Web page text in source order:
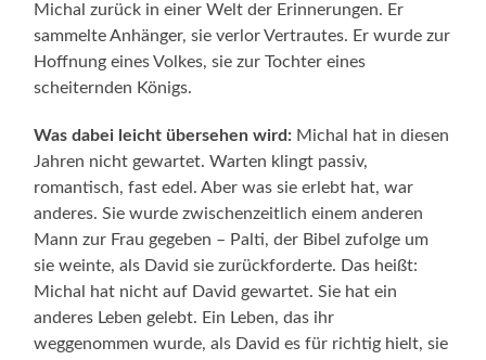
Michal zurück in einer Welt der Erinnerungen. Er
sammelte Anhänger, sie verlor Vertrautes. Er wurde zur
Hoffnung eines Volkes, sie zur Tochter eines
scheiternden Königs.
Was dabei leicht übersehen wird: Michal hat in diesen
Jahren nicht gewartet. Warten klingt passiv,
romantisch, fast edel. Aber was sie erlebt hat, war
anderes. Sie wurde zwischenzeitlich einem anderen
Mann zur Frau gegeben – Palti, der Bibel zufolge um
sie weinte, als David sie zurückforderte. Das heißt:
Michal hat nicht auf David gewartet. Sie hat ein
anderes Leben gelebt. Ein Leben, das ihr
weggenommen wurde, als David es für richtig hielt, sie